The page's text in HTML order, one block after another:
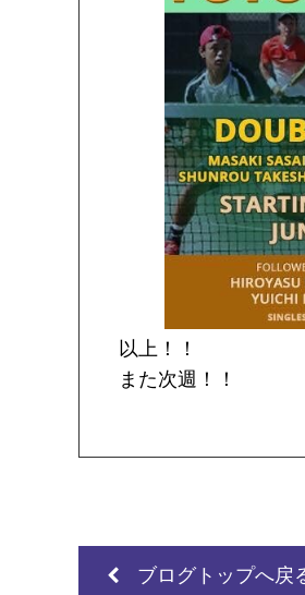
以上！！
また次週！！
ブログトップへ戻